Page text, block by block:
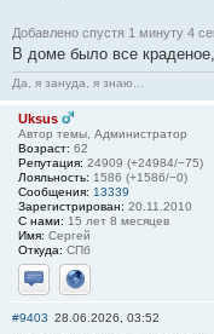
Добавлено спустя 1 минуту 4
В доме было все
Да, я зануда, я знаю...
Uksus
Автор темы, Администратор
Возраст: 62
Репутация: 24909 (+24984/−75)
Лояльность: 1586 (+1586/−0)
Сообщения: 13339
Зарегистрирован: 20.11.2010
С нами: 15 лет 8 месяцев
Имя: Сергей
Откуда: СПб
Отправить личное
Сайт
#9403 28.06.2026, 03:52